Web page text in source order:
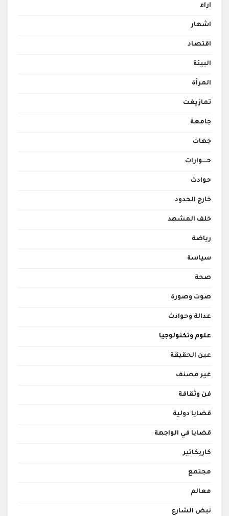
اراء
اشهار
اقتصاد
البيئة
المرأة
تمازيغت
جامعة
جهات
حــــوارات
حوادث
خارج الحدود
خلف المشهد
رياضة
سياسة
صحة
صوت وصورة
عدالة وحوادث
علوم وتكنولوجيا
عين الحقيقة
غير مصنف
فن وثقافة
قضايا دولية
قضايا في الواجهة
كاريكاتير
مجتمع
معالم
نبض الشارع